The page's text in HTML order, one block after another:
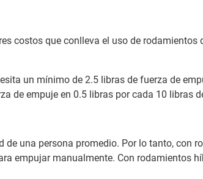
costos que conlleva el uso de rodamientos
un mínimo de 2.5 libras de fuerza de
de empuje en 0.5 libras por cada 10 libras
una persona promedio. Por lo tanto, con
empujar manualmente. Con rodamientos